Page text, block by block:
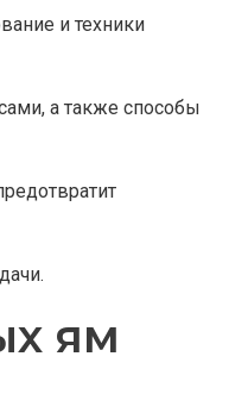
и техники
а также способы
ям